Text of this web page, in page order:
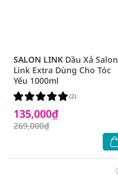
SALON LINK Dầu Xả Salon
Link Extra Dùng Cho Tóc
Yếu 1000ml
135,000₫
269,000₫
(2)